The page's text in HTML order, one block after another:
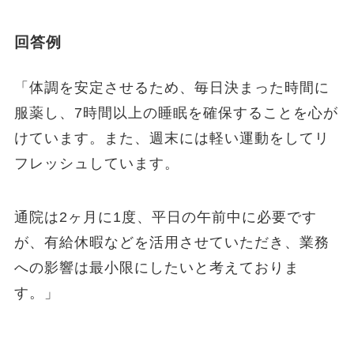
回答例
「体調を安定させるため、毎日決まった時間に
服薬し、7時間以上の睡眠を確保することを心が
けています。また、週末には軽い運動をしてリ
フレッシュしています。
通院は2ヶ月に1度、平日の午前中に必要です
が、有給休暇などを活用させていただき、業務
への影響は最小限にしたいと考えておりま
す。」